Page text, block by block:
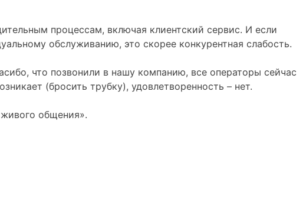
процессам, включая клиентский сервис. И если
обслуживанию, это скорее конкурентная слабость.
что позвонили в нашу компанию, все операторы сейчас
(бросить трубку), удовлетворенность – нет.
общения».